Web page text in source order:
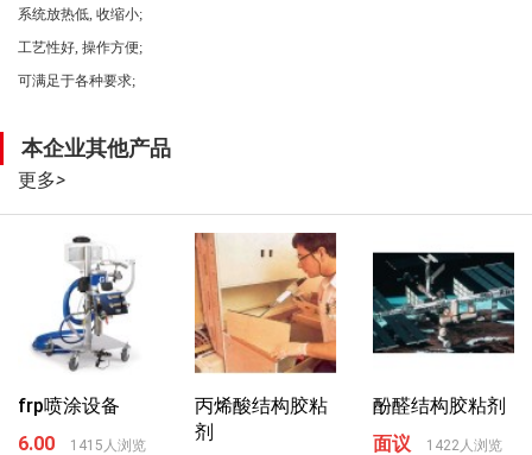
系统放热低, 收缩小;
工艺性好, 操作方便;
可满足于各种要求;
本企业其他产品
更多>
frp喷涂设备
6.00
1415人浏览
丙烯酸结构胶粘
剂
酚醛结构胶粘剂
面议
1422人浏览